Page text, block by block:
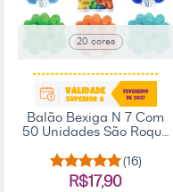
20 cores
Balão Bexiga N 7 Com
50 Unidades São Roque
(16)
R$17,90